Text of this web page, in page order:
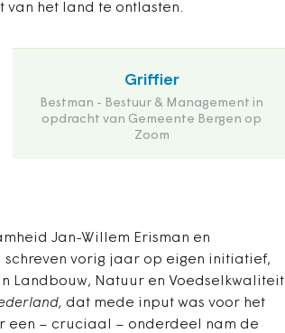
van het land te ontlasten.
Griffier
Bestman - Bestuur & Management in
opdracht van Gemeente Bergen op
Zoom
Jan-Willem Erisman en
schreven vorig jaar op eigen initiatief,
Landbouw, Natuur en Voedselkwaliteit
dat mede input was voor het
een – cruciaal – onderdeel nam de